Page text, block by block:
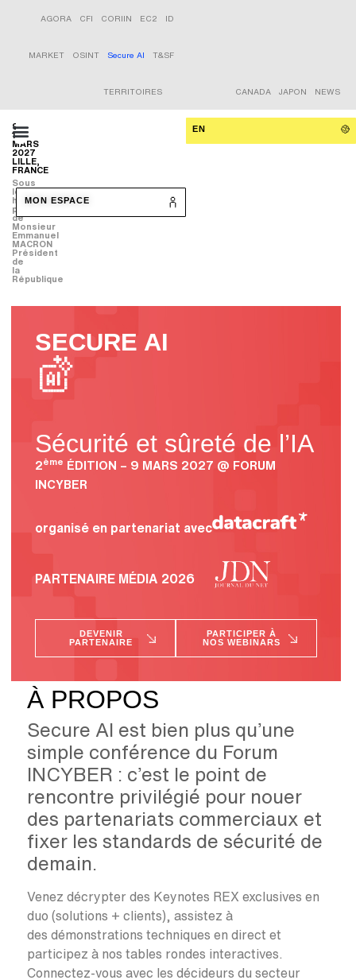
AGORA CFI CORIIN EC2 ID
MARKET OSINT Secure AI T&SF
TERRITOIRES CANADA JAPON NEWS
9-
11
MARS
2027
LILLE,
FRANCE
Sous
le
haut
patronage
de
Monsieur
Emmanuel
MACRON
Président
de
la
République
EN
MON ESPACE
SECURE AI
Sécurité et sûreté de l’IA
2ème
ÉDITION – 9 MARS 2027 @ FORUM
INCYBER
organisé en partenariat avec
PARTENAIRE MÉDIA 2026
DEVENIR
PARTENAIRE
PARTICIPER À
NOS WEBINARS
À PROPOS
Secure AI est bien plus qu’une
simple conférence du Forum
INCYBER : c’est le point de
rencontre privilégié pour nouer
des partenariats commerciaux et
fixer les standards de sécurité de
demain.
Venez décrypter des Keynotes REX exclusives en
duo (solutions + clients), assistez à
des démonstrations techniques en direct et
participez à nos tables rondes interactives.
Connectez-vous avec les décideurs du secteur